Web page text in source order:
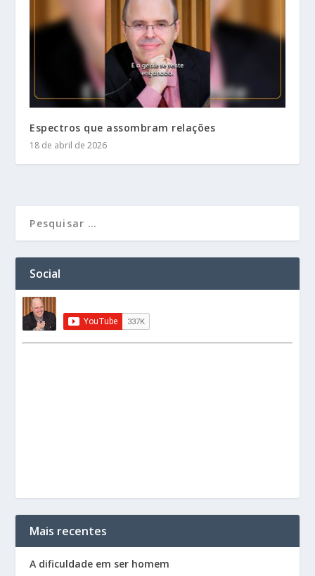
Espectros que assombram relações
18 de abril de 2026
Social
Mais recentes
A dificuldade em ser homem